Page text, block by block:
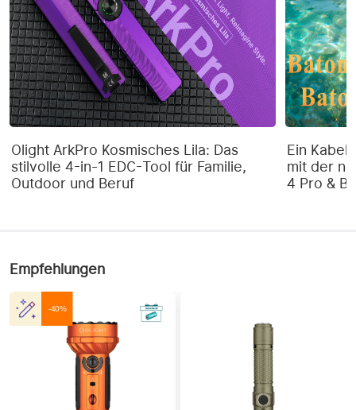
Material(ien)
Außenmaterial: Polyester,
PVC; Innenmaterial: 210D
Polyester
ALLGEMEINE EIGENSCHAFTEN
Gewicht 287g
TECHNISCHE DATEN
Abmessungen
Olight ArkPro Kosmisches Lila: Das
stilvolle 4-in-1 EDC-Tool für Familie,
Outdoor und Beruf
Ein Kabel
mit der
4 Pro &
Empfehlungen
-40%